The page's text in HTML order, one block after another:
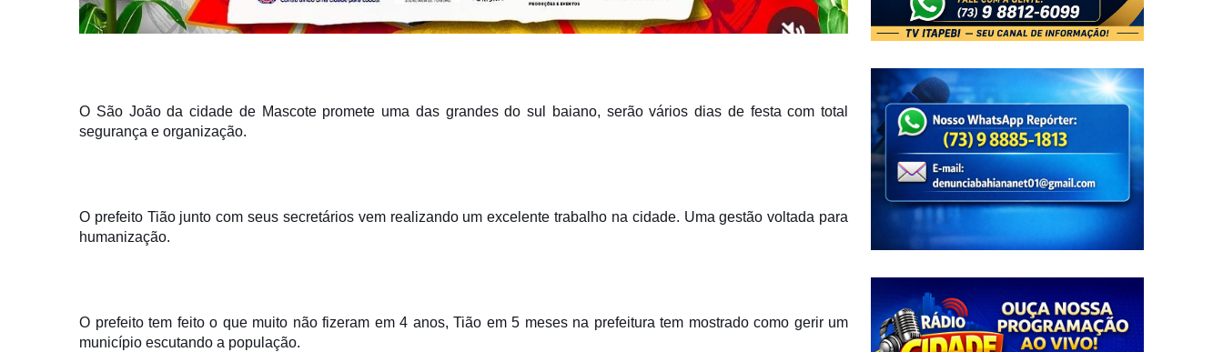
O São João da cidade de Mascote promete uma das grandes do sul baiano, serão vários dias de festa com total
segurança e organização.
O prefeito Tião junto com seus secretários vem realizando um excelente trabalho na cidade. Uma gestão voltada para
humanização.
O prefeito tem feito o que muito não fizeram em 4 anos, Tião em 5 meses na prefeitura tem mostrado como gerir um
município escutando a população.